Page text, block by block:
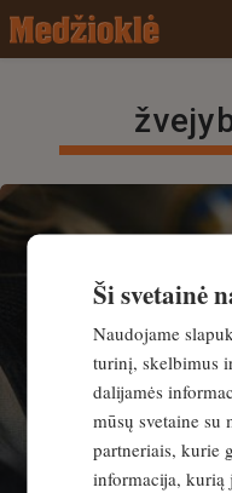
Ši svetainė
Naudojame
turinį, skelbimus
dalijamės
mūsų svetaine su
partneriais, kurie
informacija, kurią